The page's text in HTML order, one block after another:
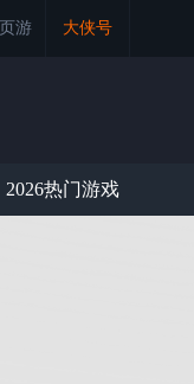
页游 大侠号
2026热门游戏